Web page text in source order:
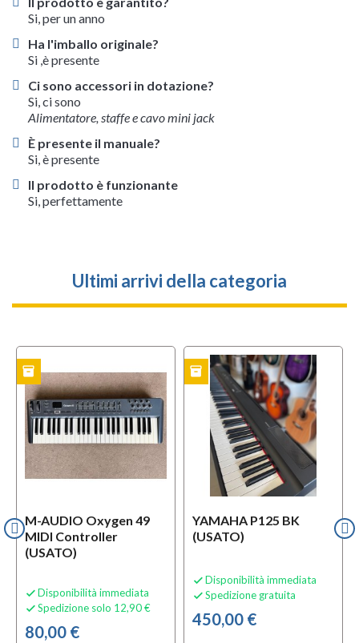
Si, per un anno
Ha l'imballo originale?
Si ,è presente
Ci sono accessori in dotazione?
Si, ci sono
Alimentatore, staffe e cavo mini jack
È presente il manuale?
Si, è presente
Il prodotto è funzionante
Si, perfettamente
Ultimi arrivi della categoria
M-AUDIO Oxygen 49
MIDI Controller
(USATO)
 Disponibilità immediata
 Spedizione solo 12,90 €
80,00 €
inventory
YAMAHA P125 BK
(USATO)
 Disponibilità immediata
 Spedizione gratuita
450,00 €
USATO inventory OFFERTA
USATO